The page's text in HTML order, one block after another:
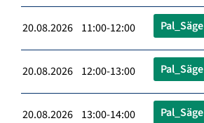
20.08.2026 11:00-12:00 Pal_Säge
20.08.2026 12:00-13:00 Pal_Säge
20.08.2026 13:00-14:00 Pal_Säge